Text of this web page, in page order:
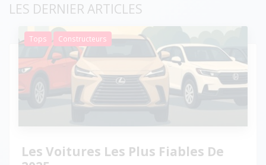
LES DERNIER ARTICLES
Tops Constructeurs
Les Voitures Les Plus Fiables De